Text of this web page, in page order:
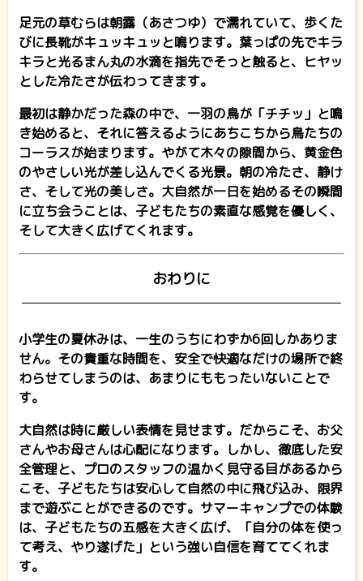
足元の草むらは朝露（あさつゆ）で濡れていて、歩くた
びに長靴がキュッキュッと鳴ります。葉っぱの先でキラ
キラと光るまん丸の水滴を指先でそっと触ると、ヒヤッ
とした冷たさが伝わってきます。
最初は静かだった森の中で、一羽の鳥が「チチッ」と鳴
き始めると、それに答えるようにあちこちから鳥たちの
コーラスが始まります。やがて木々の隙間から、黄金色
のやさしい光が差し込んでくる光景。朝の冷たさ、静け
さ、そして光の美しさ。大自然が一日を始めるその瞬間
に立ち会うことは、子どもたちの素直な感覚を優しく、
そして大きく広げてくれます。
おわりに
小学生の夏休みは、一生のうちにわずか6回しかありま
せん。その貴重な時間を、安全で快適なだけの場所で終
わらせてしまうのは、あまりにももったいないことで
す。
大自然は時に厳しい表情を見せます。だからこそ、お父
さんやお母さんは心配になります。しかし、徹底した安
全管理と、プロのスタッフの温かく見守る目があるから
こそ、子どもたちは安心して自然の中に飛び込み、限界
まで遊ぶことができるのです。サマーキャンプでの体験
は、子どもたちの五感を大きく広げ、「自分の体を使っ
て考え、やり遂げた」という強い自信を育ててくれま
す。